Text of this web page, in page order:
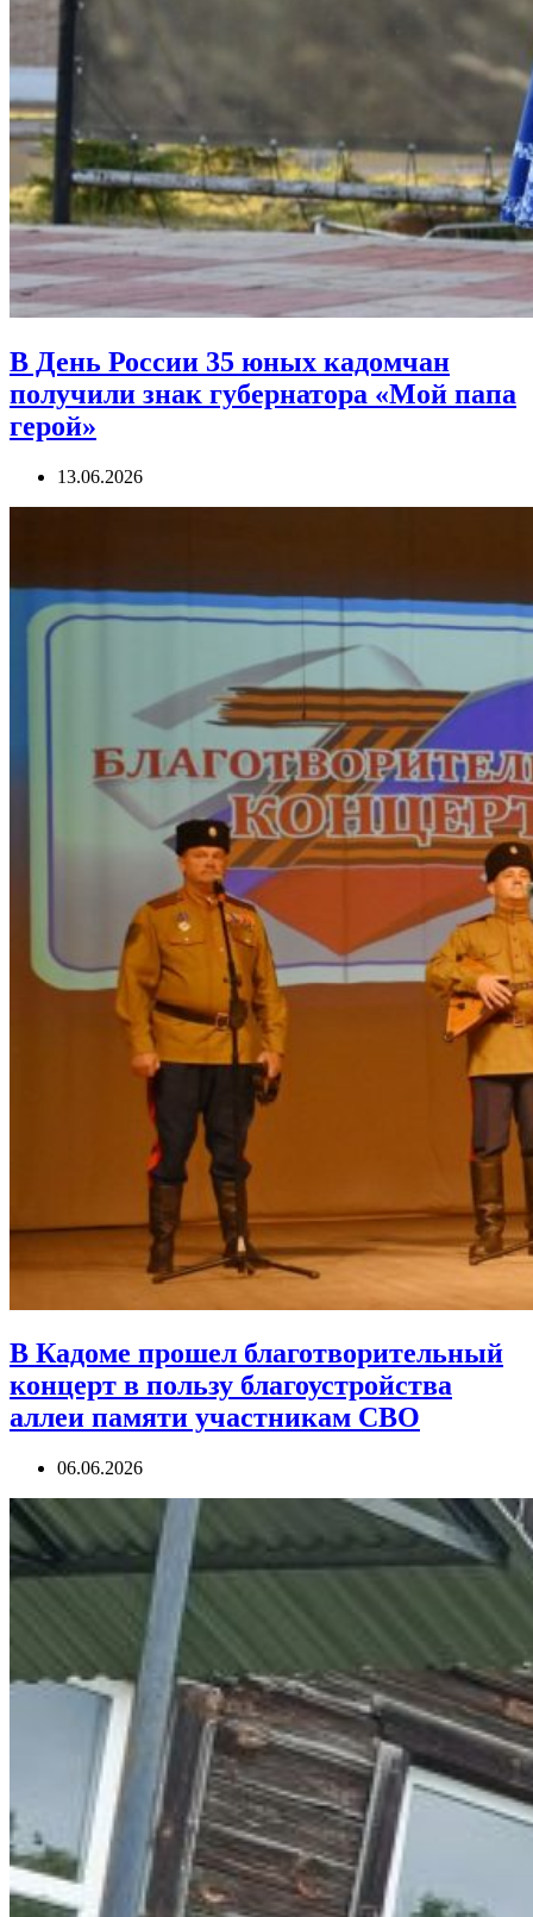
В День России 35 юных кадомчан
получили знак губернатора «Мой папа
герой»
13.06.2026
В Кадоме прошел благотворительный
концерт в пользу благоустройства
аллеи памяти участникам СВО
06.06.2026